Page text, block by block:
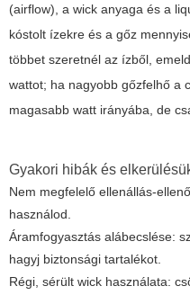
(airflow), a wick anyaga és a
kóstolt ízekre és a gőz
többet szeretnél az ízből,
wattot; ha nagyobb gőzfelhő a
magasabb watt irányába, de
Gyakori hibák és
Nem megfelelő ellenállás-
használod.
Áramfogyasztás alábecslése:
hagyj biztonsági tartalékot.
Régi, sérült wick használata: